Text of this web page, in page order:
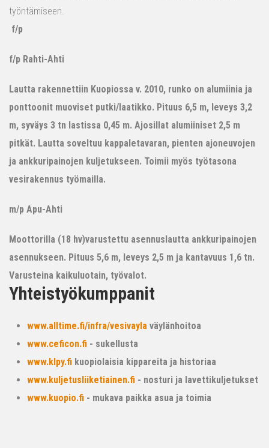
työntämiseen.
f/p
f/p Rahti-Ahti
Lautta rakennettiin Kuopiossa v. 2010, runko on alumiinia ja
ponttoonit muoviset putki/laatikko. Pituus 6,5 m, leveys 3,2
m, syväys 3 tn lastissa 0,45 m. Ajosillat alumiiniset 2,5 m
pitkät. Lautta soveltuu kappaletavaran, pienten ajoneuvojen
ja ankkuripainojen kuljetukseen. Toimii myös työtasona
vesirakennus työmailla.
m/p Apu-Ahti
Moottorilla (18 hv)varustettu asennuslautta ankkuripainojen
asennukseen. Pituus 5,6 m, leveys 2,5 m ja kantavuus 1,6 tn.
Varusteina kaikuluotain, työvalot.
Yhteistyökumppanit
www.alltime.fi/infra/vesivayla väylänhoitoa
www.ceficon.fi - sukellusta
www.klpy.fi kuopiolaisia kippareita ja historiaa
www.kuljetusliiketiainen.fi - nosturi ja lavettikuljetukset
www.kuopio.fi - mukava paikka asua ja toimia